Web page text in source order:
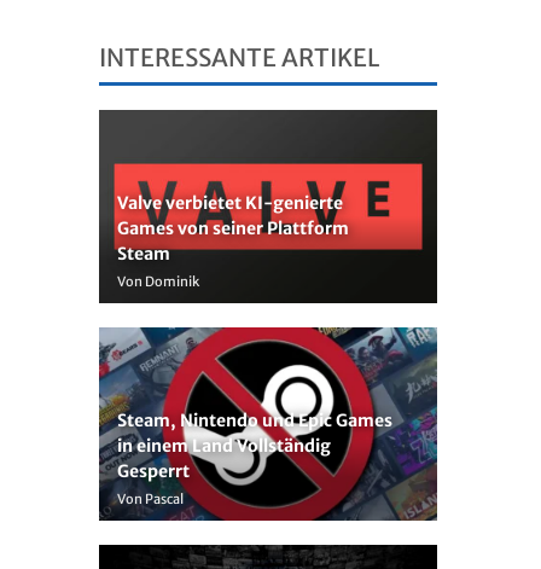
INTERESSANTE ARTIKEL
Valve verbietet KI-genierte
Games von seiner Plattform
Steam
Von Dominik
Steam, Nintendo und Epic Games
in einem Land Vollständig
Gesperrt
Von Pascal